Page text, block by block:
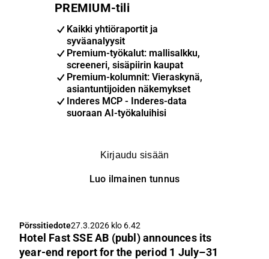
PREMIUM-tili
Kaikki yhtiöraportit ja
syväanalyysit
Premium-työkalut: mallisalkku,
screeneri, sisäpiirin kaupat
Premium-kolumnit: Vieraskynä,
asiantuntijoiden näkemykset
Inderes MCP - Inderes-data
suoraan AI-työkaluihisi
Kirjaudu sisään
Luo ilmainen tunnus
Pörssitiedote27.3.2026 klo 6.42
Hotel Fast SSE AB (publ) announces its
year-end report for the period 1 July–31